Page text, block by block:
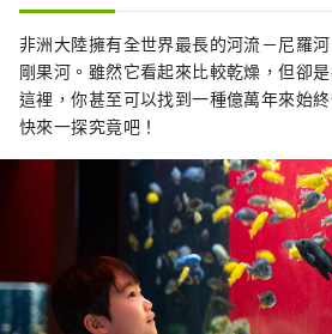
非洲大陸擁有全世界最長的河流－尼羅
剛果河。雖然它看起來比較乾燥，但卻
這裡，你甚至可以找到一種億萬年來始
快來一探究竟吧！